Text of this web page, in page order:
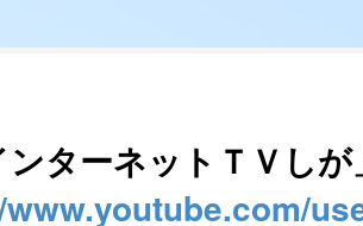
ンターネットＴＶし